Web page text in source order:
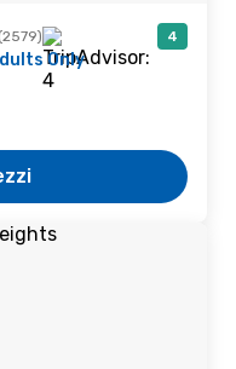
(2579) 4
Only